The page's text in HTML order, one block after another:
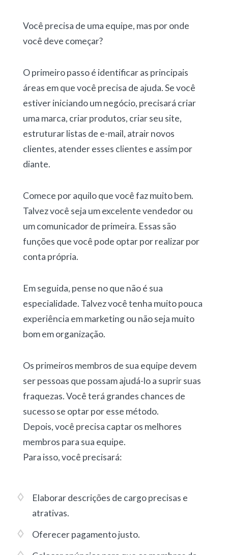
Você precisa de uma equipe, mas por onde
você deve começar?
O primeiro passo é identificar as principais
áreas em que você precisa de ajuda. Se você
estiver iniciando um negócio, precisará criar
uma marca, criar produtos, criar seu site,
estruturar listas de e-mail, atrair novos
clientes, atender esses clientes e assim por
diante.
Comece por aquilo que você faz muito bem.
Talvez você seja um excelente vendedor ou
um comunicador de primeira. Essas são
funções que você pode optar por realizar por
conta própria.
Em seguida, pense no que não é sua
especialidade. Talvez você tenha muito pouca
experiência em marketing ou não seja muito
bom em organização.
Os primeiros membros de sua equipe devem
ser pessoas que possam ajudá-lo a suprir suas
fraquezas. Você terá grandes chances de
sucesso se optar por esse método.
Depois, você precisa captar os melhores
membros para sua equipe.
Para isso, você precisará:
Elaborar descrições de cargo precisas e
atrativas.
Oferecer pagamento justo.